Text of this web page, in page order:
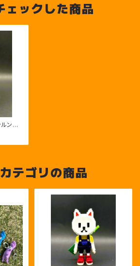
ェックした商品
ンバ
テゴリの商品